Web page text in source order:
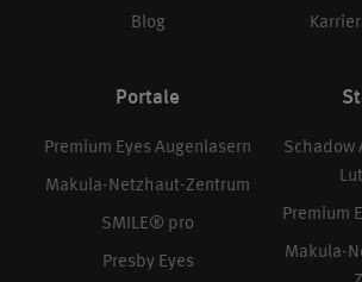
Blog
Portale
Premium Eyes Augenlasern
Makula-Netzhaut-Zentrum
SMILE® pro
Presby Eyes
Schadow
Premium
Makula-